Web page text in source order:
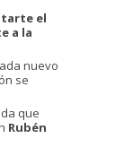
el
a la
nuevo
se
que
Rubén